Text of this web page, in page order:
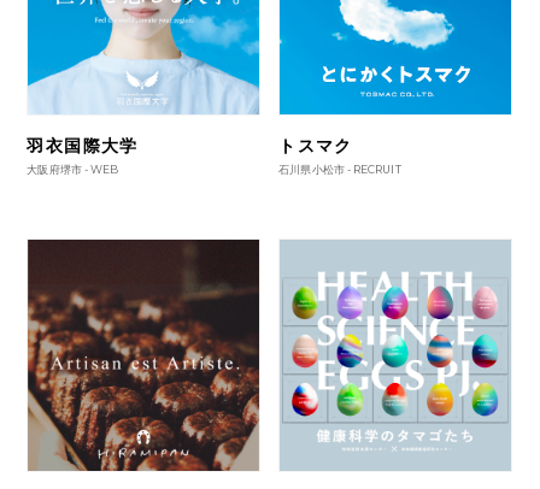
羽衣国際大学
大阪府堺市 -WEB
トスマク
石川県小松市 - RECRUIT